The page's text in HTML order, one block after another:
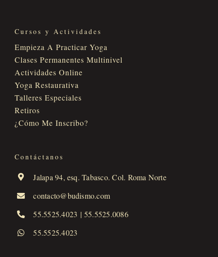
Cursos y Actividades
Empieza A Practicar Yoga
Clases Permanentes Multinivel
Actividades Online
Yoga Restaurativa
Talleres Especiales
Retiros
¿Cómo Me Inscribo?
Contáctanos
Jalapa 94, esq. Tabasco. Col. Roma Norte
contacto@budismo.com
55.5525.4023 | 55.5525.0086
55.5525.4023